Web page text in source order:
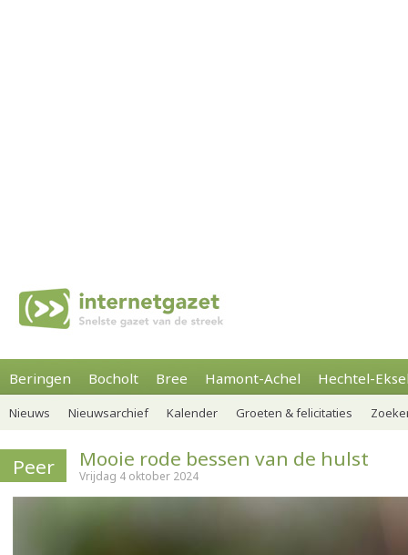
Beringen Bocholt Bree Hamont-Achel Hechtel-
Nieuws Nieuwsarchief Kalender Groeten & felicitaties
Peer Mooie rode bessen van de hulst
Vrijdag 4 oktober 2024